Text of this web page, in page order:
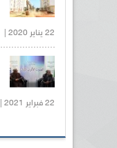
22 يناير 2020 |
22 فبراير 2021 |